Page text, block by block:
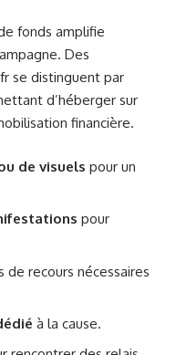
fonds amplifie
Des
se distinguent par
d’héberger sur
financière.
de visuels pour un
pour
de recours nécessaires
à la cause.